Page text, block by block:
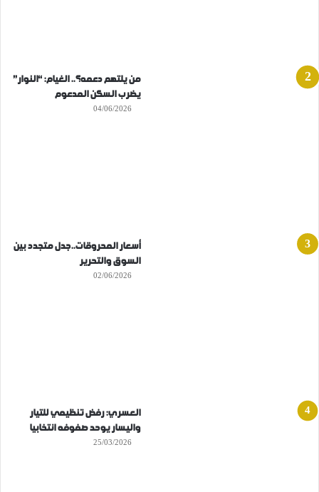
من يلتهم دعمه؟.. الغيام: “النوار”
يضرب السكن المدعوم
04/06/2026
أسعار المحروقات..جدل متجدد بين
السوق والتحرير
02/06/2026
العسري: رفض تنظيمي للتيار
واليسار يوحد صفوفه انتخابيا
25/03/2026